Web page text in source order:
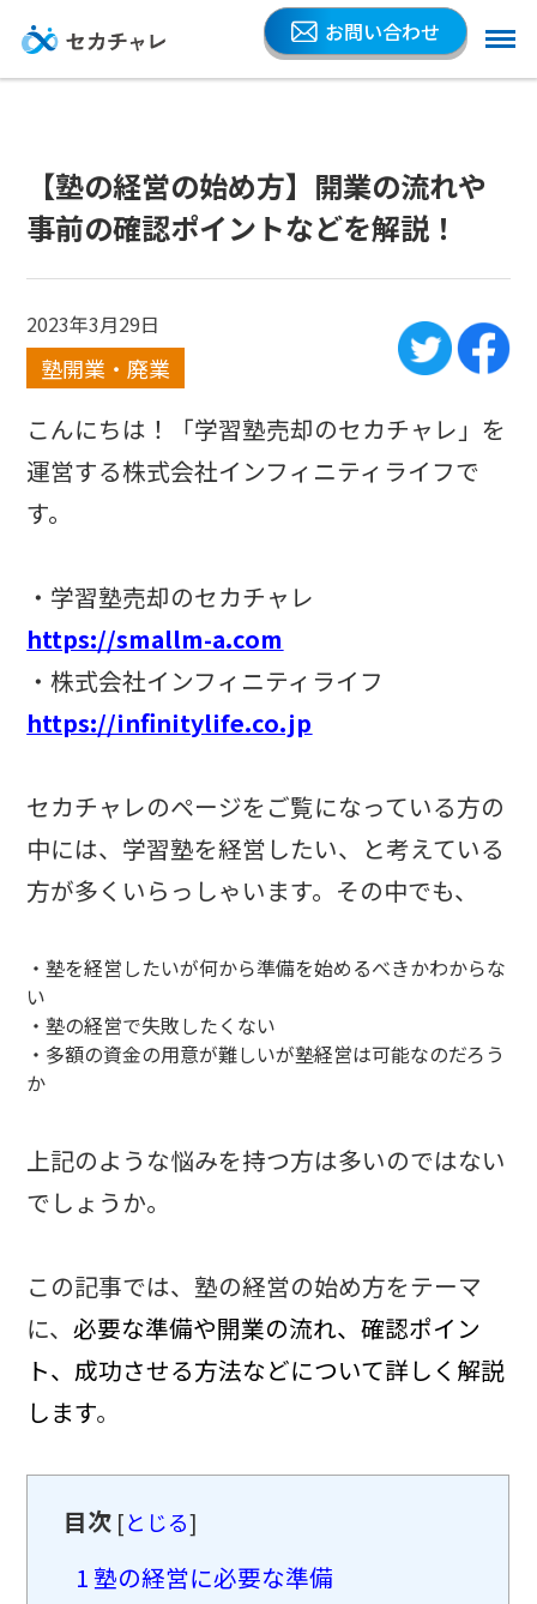
お問い合わせ
【塾の経営の始め方】開業の流れや
事前の確認ポイントなどを解説！
2023年3月29日
塾開業・廃業
こんにちは！「学習塾売却のセカチャレ」を
運営する株式会社インフィニティライフで
す。
・学習塾売却のセカチャレ
https://smallm-a.com
・株式会社インフィニティライフ
https://infinitylife.co.jp
セカチャレのページをご覧になっている方の
中には、学習塾を経営したい、と考えている
方が多くいらっしゃいます。その中でも、
・塾を経営したいが何から準備を始めるべきかわからな
い
・塾の経営で失敗したくない
・多額の資金の用意が難しいが塾経営は可能なのだろう
か
上記のような悩みを持つ方は多いのではない
でしょうか。
この記事では、塾の経営の始め方をテーマ
に、必要な準備や開業の流れ、確認ポイン
ト、成功させる方法などについて詳しく解説
します。
目次 [とじる]
1塾の経営に必要な準備